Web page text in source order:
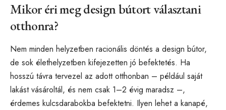
Mikor éri meg design bútort választani
otthonra?
Nem minden helyzetben racionális döntés a design bútor,
de sok élethelyzetben kifejezetten jó befektetés. Ha
hosszú távra tervezel az adott otthonban – például saját
lakást vásároltál, és nem csak 1–2 évig maradsz –,
érdemes kulcsdarabokba befektetni. Ilyen lehet a kanapé,